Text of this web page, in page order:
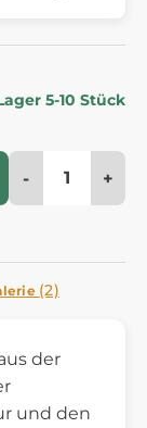
5-10 Stück
- +
(2)
der
und den